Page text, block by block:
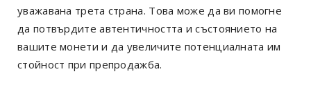
уважавана трета страна. Това може да ви помогне
да потвърдите автентичността и състоянието на
вашите монети и да увеличите потенциалната им
стойност при препродажба.